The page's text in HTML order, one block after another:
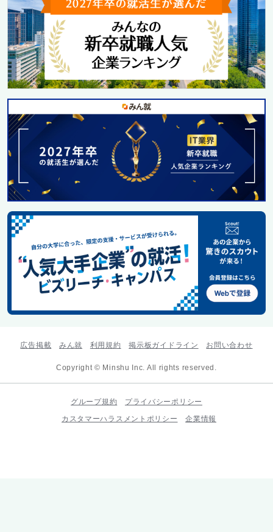
広告掲載 みん就 利用規約 掲示板ガイドライン お問い合わせ
Copyright © Minshu Inc. All rights reserved.
グループ規約
プライバシーポリシー
カスタマーハラスメントポリシー
企業情報